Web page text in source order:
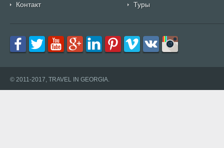
Контакт
Туры
© 2011-2017, TRAVEL IN GEORGIA.